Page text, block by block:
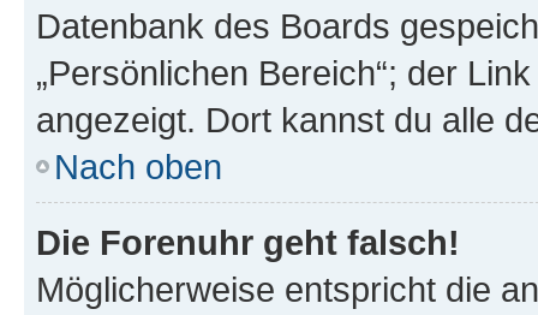
Datenbank des Boards
„Persönlichen Bereich“; der
angezeigt. Dort kannst du alle
Nach oben
Die Forenuhr geht falsch!
Möglicherweise entspricht die